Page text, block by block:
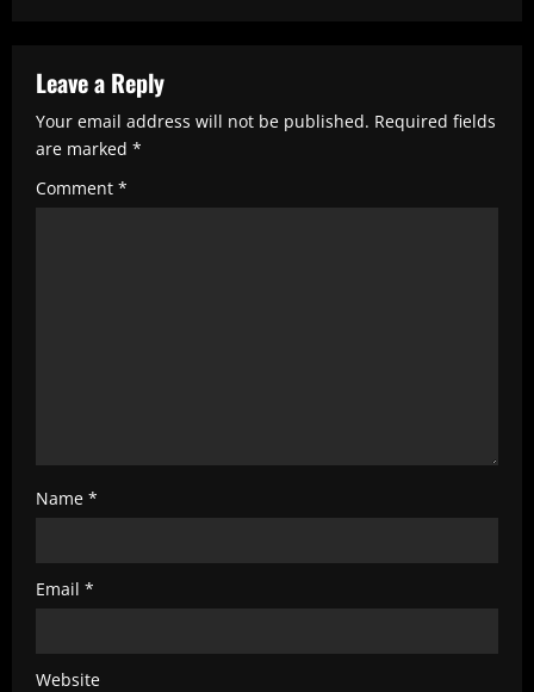
R
e
a
d
Leave a Reply
Your email address will not be published. Required fields
are marked *
Comment *
Name *
Email *
Website